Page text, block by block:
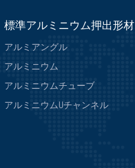
標準アルミニウム押出形材
アルミアングル
アルミニウム
アルミニウムチューブ
アルミニウムUチャンネル